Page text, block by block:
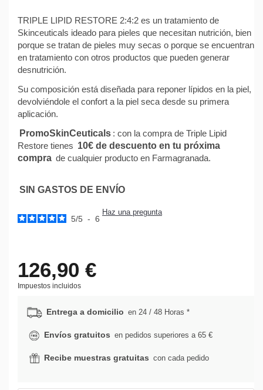
TRIPLE LIPID RESTORE 2:4:2 es un tratamiento de
Skinceuticals ideado para pieles que necesitan nutrición, bien
porque se tratan de pieles muy secas o porque se encuentran
en tratamiento con otros productos que pueden generar
desnutrición.
Su composición está diseñada para reponer lípidos en la piel,
devolviéndole el confort a la piel seca desde su primera
aplicación.
PromoSkinCeuticals : con la compra de Triple Lipid
Restore tienes 10€ de descuento en tu próxima
compra de cualquier producto en Farmagranada.
SIN GASTOS DE ENVÍO
5/5 - 6
Haz una pregunta
126,90 €
Impuestos incluidos
Entrega a domicilio en 24 / 48 Horas *
Envíos gratuitos en pedidos superiores a 65 €
Recibe muestras gratuitas con cada pedido